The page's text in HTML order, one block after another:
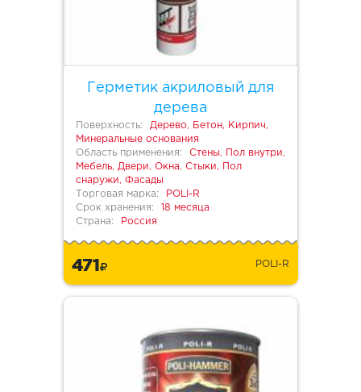
Герметик акриловый для
дерева
Поверхность:
Дерево, Бетон, Кирпич,
Минеральные основания
Область применения:
Стены, Пол внутри,
Мебель, Двери, Окна, Стыки, Пол
снаружи, Фасады
Торговая марка:
POLI-R
Срок хранения:
18 месяца
Страна:
Россия
471 POLI-R